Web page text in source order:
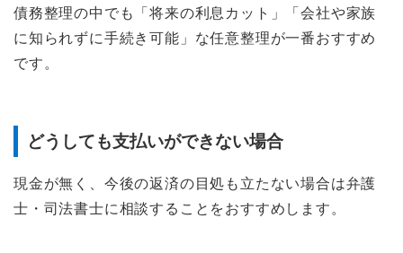
債務整理の中でも「将来の利息カット」「会社や家族
に知られずに手続き可能」な任意整理が一番おすすめ
です。
どうしても支払いができない場合
現金が無く、今後の返済の目処も立たない場合は弁護
士・司法書士に相談することをおすすめします。